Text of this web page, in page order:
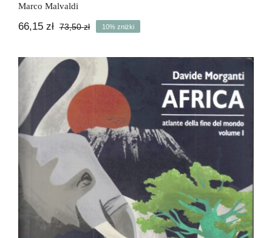
Marco Malvaldi
73,50złPierwotna
wynosiła:
73,50 zł.
66,15 zł
Aktualna
wynosi:
66,15 zł.
10% zniżki
Atlante della fine del mondo. Vol. 1:
Africa